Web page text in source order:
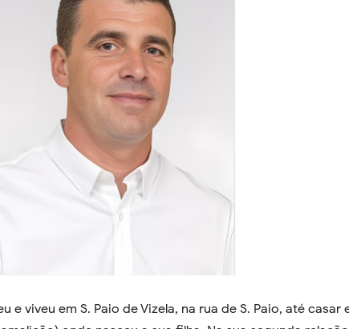
e viveu em S. Paio de Vizela, na rua de S. Paio, até casar